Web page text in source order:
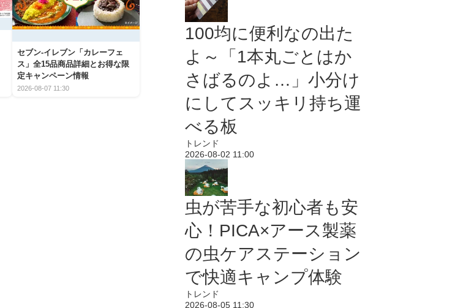
セブン‐イレブン「カレーフェ
ス」全15品商品詳細とお得な限
定キャンペーン情報
2026-08-07 11:30
100均に便利なの出た
よ～「1本丸ごとはか
さばるのよ…」小分け
にしてスッキリ持ち運
べる板
トレンド
2026-08-02 11:00
虫が苦手な初心者も安
心！PICA×アース製薬
の虫ケアステーション
で快適キャンプ体験
トレンド
2026-08-05 11:30